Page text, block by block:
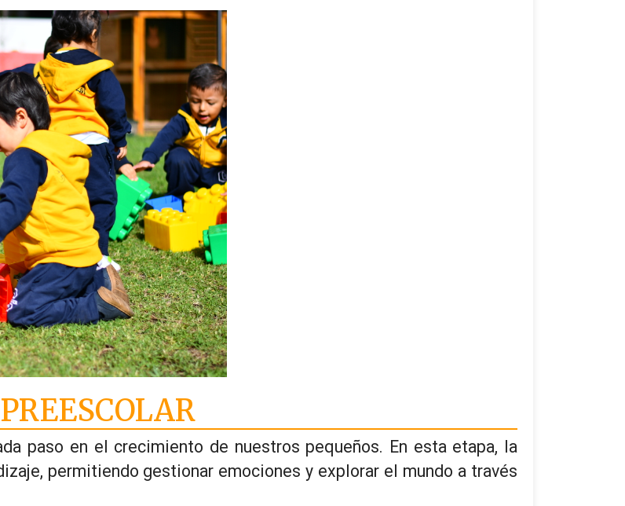
PREESCOLAR
paso en el crecimiento de nuestros pequeños. En esta etapa, la
permitiendo gestionar emociones y explorar el mundo a través